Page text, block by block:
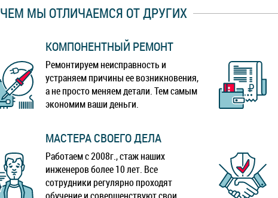
ЧЕМ МЫ ОТЛИЧАЕМСЯ ОТ ДРУГИХ
КОМПОНЕНТНЫЙ РЕМОНТ
Ремонтируем неисправность и
устраняем причины ее возникновения,
а не просто меняем детали. Тем самым
экономим ваши деньги.
МАСТЕРА СВОЕГО ДЕЛА
Работаем с 2008г., стаж наших
инженеров более 10 лет. Все
сотрудники регулярно проходят